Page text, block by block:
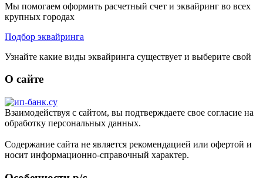
Мы помогаем оформить расчетный счет и эквайринг во всех
крупных городах
Подбор эквайринга
Узнайте какие виды эквайринга существует и выберите свой
О сайте
Взаимодействуя с сайтом, вы подтверждаете свое согласие на
обработку персональных данных.
Содержание сайта не является рекомендацией или офертой и
носит информационно-справочный характер.